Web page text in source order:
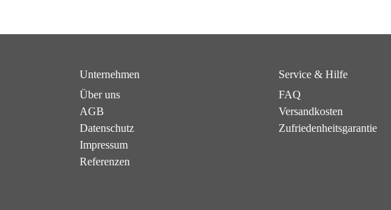
Unternehmen
Über uns
AGB
Datenschutz
Impressum
Referenzen
Service & Hilfe
FAQ
Versandkosten
Zufriedenheitsgarantie